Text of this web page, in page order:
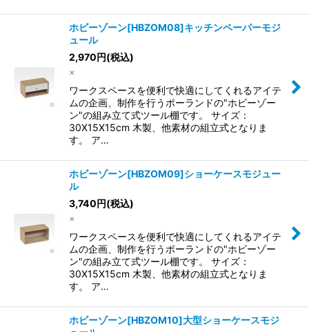
ホビーゾーン[HBZOM08]キッチンペーパーモジ
ュール
2,970円(税込)
×
ワークスペースを便利で快適にしてくれるアイテ
ムの企画、制作を行うポーランドの"ホビーゾー
ン"の組み立て式ツール棚です。 サイズ：
30X15X15cm 木製、他素材の組立式となりま
す。 ア…
ホビーゾーン[HBZOM09]ショーケースモジュー
ル
3,740円(税込)
×
ワークスペースを便利で快適にしてくれるアイテ
ムの企画、制作を行うポーランドの"ホビーゾー
ン"の組み立て式ツール棚です。 サイズ：
30X15X15cm 木製、他素材の組立式となりま
す。 ア…
ホビーゾーン[HBZOM10]大型ショーケースモジ